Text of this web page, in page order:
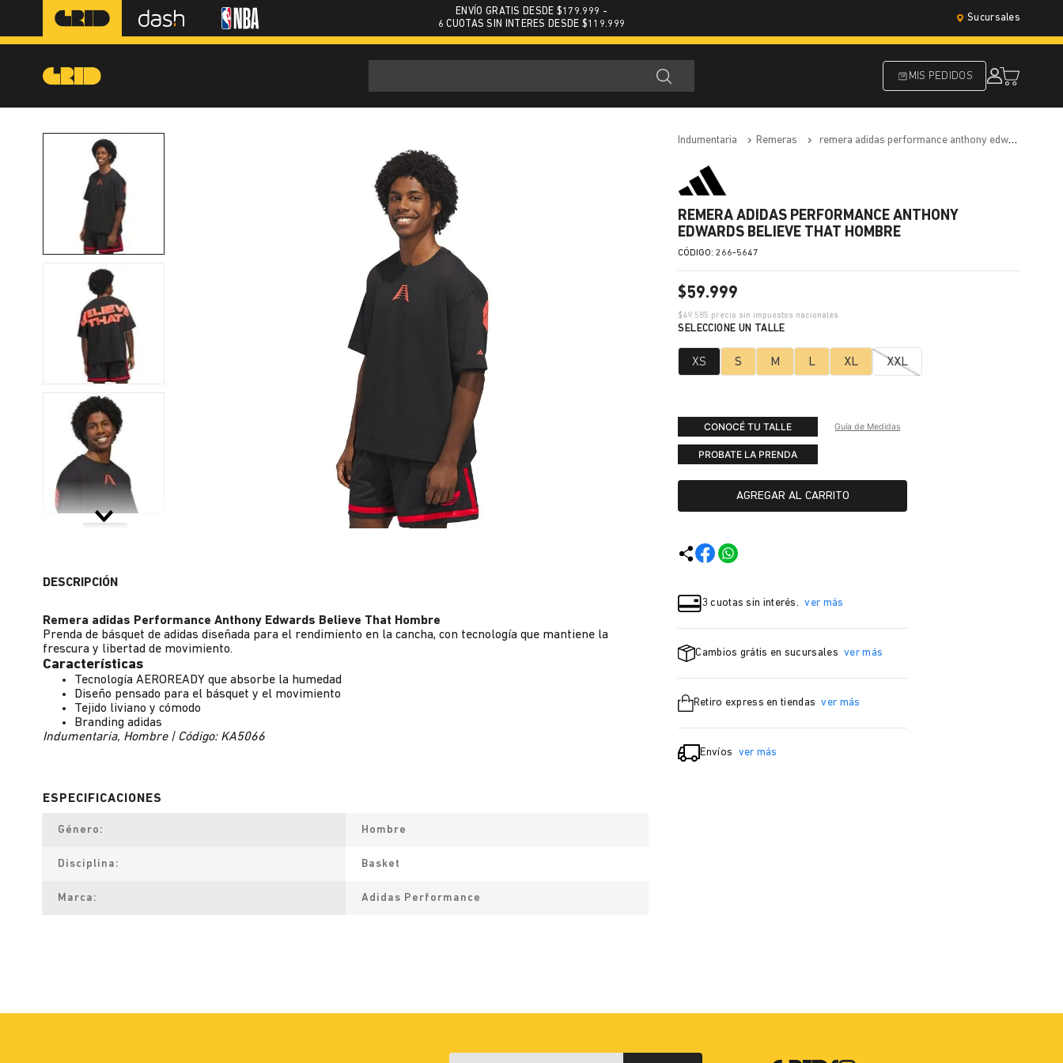
ENVÍO GRATIS DESDE $179.999 -
6 CUOTAS SIN INTERES DESDE $119.999
Sucursales
MIS PEDIDOS
DESCRIPCIÓN
Remera adidas Performance Anthony Edwards Believe That Hombre
Prenda de básquet de adidas diseñada para el rendimiento en la cancha, con tecnología que mantiene la
frescura y libertad de movimiento.
Características
Tecnología AEROREADY que absorbe la humedad
Diseño pensado para el básquet y el movimiento
Tejido liviano y cómodo
Branding adidas
Indumentaria, Hombre | Código: KA5066
Género Hombre
Disciplina Basket
Marca Adidas Performance
indumentaria remeras remera adidas performance anthony edwards believe that hombre
REMERA ADIDAS PERFORMANCE ANTHONY
EDWARDS BELIEVE THAT HOMBRE
:266-5647
$59.999
$49.585 precio sin impuestos nacionales
XS S M L XL XXL
CONOCÉ TU TALLE Guía de Medidas
PROBATE LA PRENDA
AGREGAR AL CARRITO
3 cuotas sin interés. ver más
Cambios grátis en sucursales ver más
Retiro express en tiendas ver más
Envíos ver más